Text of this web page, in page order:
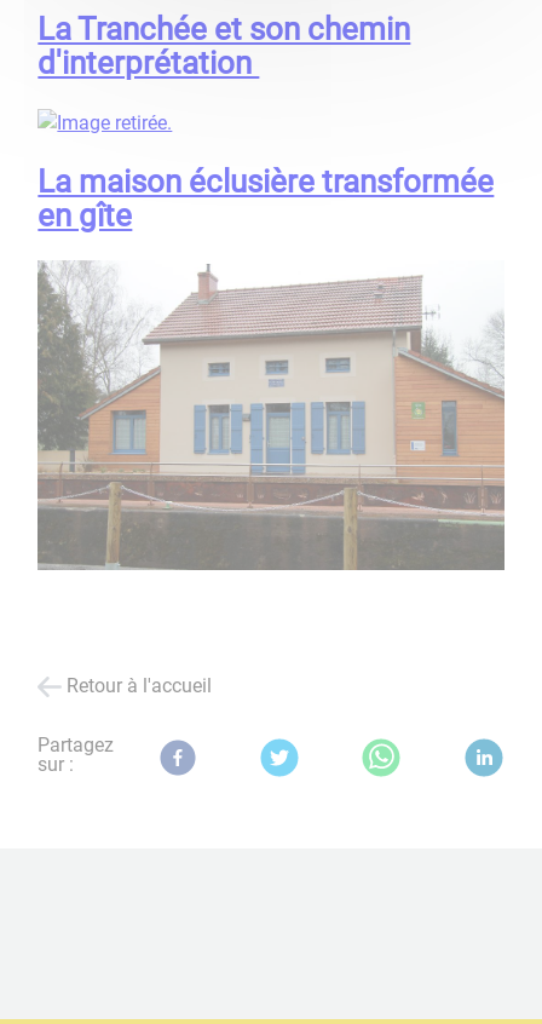
La Tranchée et son chemin
d'interprétation
La maison éclusière transformée
en gîte
Retour à l'accueil
Partagez
sur :